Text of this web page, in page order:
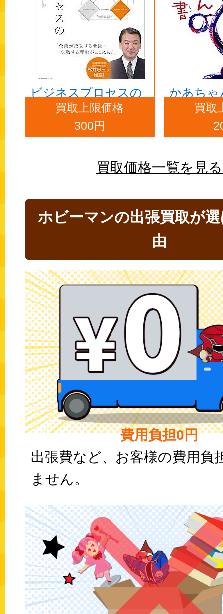
ビジネスプロセスの
教科書買取上限価格
300円
かあちゃ
買取
買取価格一覧を見る
ホビーマンの出張買取が
由
費用負担0円
出張費など、お客様の費用負
ません。